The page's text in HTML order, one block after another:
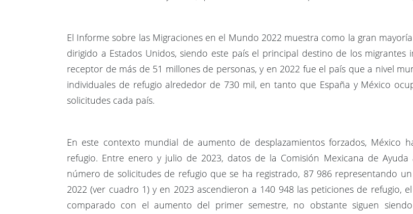
El Informe sobre las Migraciones en el Mundo 2022 muestra como la gran
dirigido a Estados Unidos, siendo este país el principal destino de los
receptor de más de 51 millones de personas, y en 2022 fue el país que a nivel
individuales de refugio alrededor de 730 mil, en tanto que España y México
solicitudes cada país.
En este contexto mundial de aumento de desplazamientos forzados, México
refugio. Entre enero y julio de 2023, datos de la Comisión Mexicana de Ayuda
número de solicitudes de refugio que se ha registrado, 87 986 representando
2022 (ver cuadro 1) y en 2023 ascendieron a 140 948 las peticiones de refugio,
comparado con el aumento del primer semestre, no obstante siguen